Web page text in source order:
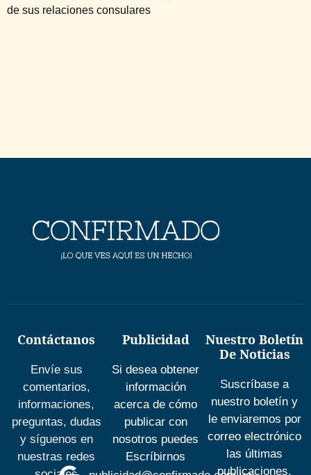
de sus relaciones consulares
Contáctanos
Envíe sus
comentarios,
informaciones,
preguntas, dudas
y síguenos en
nuestras redes
Publicidad
Si desea obtener
información
acerca de cómo
publicar con
nosotros puedes
Escríbirnos
Nuestro Boletín
De Noticias
Suscríbase a
nuestro boletín y
le enviaremos por
correo electrónico
las últimas
publicaciones.